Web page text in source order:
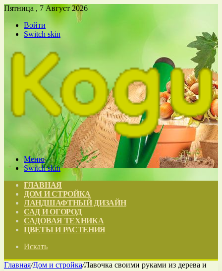
Пятница , 7 Август 2026
Войти
Switch skin
Меню
Switch skin
ГЛАВНАЯ
ДОМ И СТРОЙКА
ЛАНДШАФТНЫЙ ДИЗАЙН
САД И ОГОРОД
САДОВАЯ ТЕХНИКА
ЦВЕТЫ И РАСТЕНИЯ
Искать
Главная/Дом и стройка/Лавочка своими руками из дерева и